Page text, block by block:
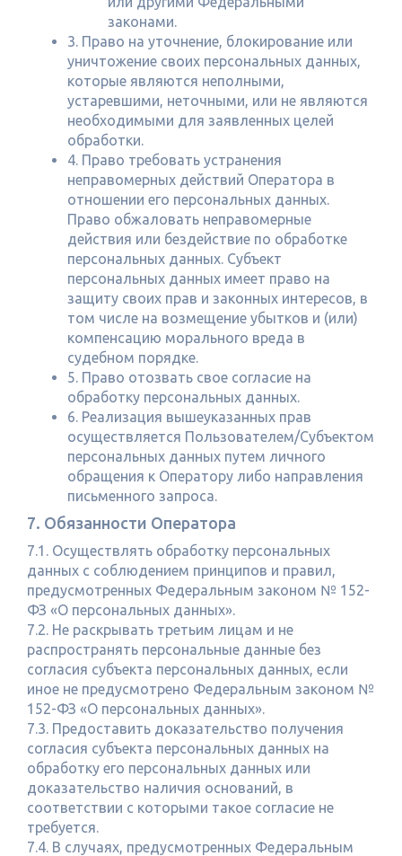
законами.
3. Право на уточнение, блокирование или
уничтожение своих персональных данных,
которые являются неполными,
устаревшими, неточными, или не являются
необходимыми для заявленных целей
обработки.
4. Право требовать устранения
неправомерных действий Оператора в
отношении его персональных данных.
Право обжаловать неправомерные
действия или бездействие по обработке
персональных данных. Субъект
персональных данных имеет право на
защиту своих прав и законных интересов, в
том числе на возмещение убытков и (или)
компенсацию морального вреда в
судебном порядке.
5. Право отозвать свое согласие на
обработку персональных данных.
6. Реализация вышеуказанных прав
осуществляется Пользователем/Субъектом
персональных данных путем личного
обращения к Оператору либо направления
письменного запроса.
7. Обязанности Оператора
7.1. Осуществлять обработку персональных
данных с соблюдением принципов и правил,
предусмотренных Федеральным законом № 152-
ФЗ «О персональных данных».
7.2. Не раскрывать третьим лицам и не
распространять персональные данные без
согласия субъекта персональных данных, если
иное не предусмотрено Федеральным законом №
152-ФЗ «О персональных данных».
7.3. Предоставить доказательство получения
согласия субъекта персональных данных на
обработку его персональных данных или
доказательство наличия оснований, в
соответствии с которыми такое согласие не
требуется.
7.4. В случаях, предусмотренных Федеральным